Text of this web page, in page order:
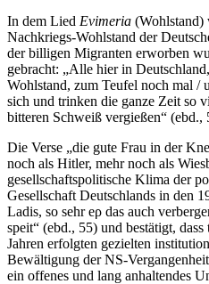
In dem Lied Evimeria (Wohlstand)
Nachkriegs-Wohlstand der
der billigen Migranten erworben
gebracht: „Alle hier in
Wohlstand, zum Teufel noch mal /
sich und trinken die ganze Zeit so
bitteren Schweiß vergießen“ (ebd.,
Die Verse „die gute Frau in der
noch als Hitler, mehr noch als
gesellschaftspolitische Klima der
Gesellschaft Deutschlands in den
Ladis, so sehr eρ das auch
speit“ (ebd., 55) und bestätigt,
Jahren erfolgten gezielten
Bewältigung der NS-
ein offenes und lang anhaltendes